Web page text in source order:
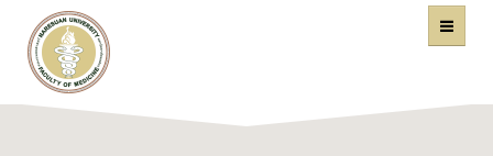
คณะแพทยศาสตร์